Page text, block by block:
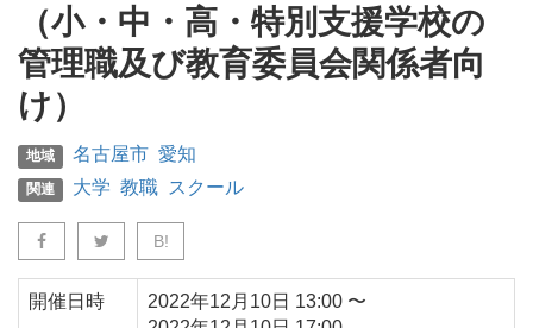
（小・中・高・特別支援学校の
管理職及び教育委員会関係者向
け）
地域 名古屋市 愛知
関連 大学 教職 スクール
B!
開催日時 2022年12月10日 13:00 〜